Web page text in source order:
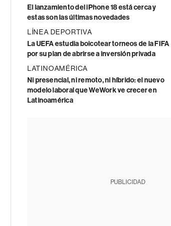
El lanzamiento del iPhone 18 está cerca y
estas son las últimas novedades
LÍNEA DEPORTIVA
La UEFA estudia boicotear torneos de la FIFA
por su plan de abrirse a inversión privada
LATINOAMÉRICA
Ni presencial, ni remoto, ni híbrido: el nuevo
modelo laboral que WeWork ve crecer en
Latinoamérica
PUBLICIDAD